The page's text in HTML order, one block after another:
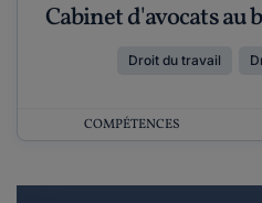
Cabinet d'avocats au
Droit du travail
COMPÉTENCES